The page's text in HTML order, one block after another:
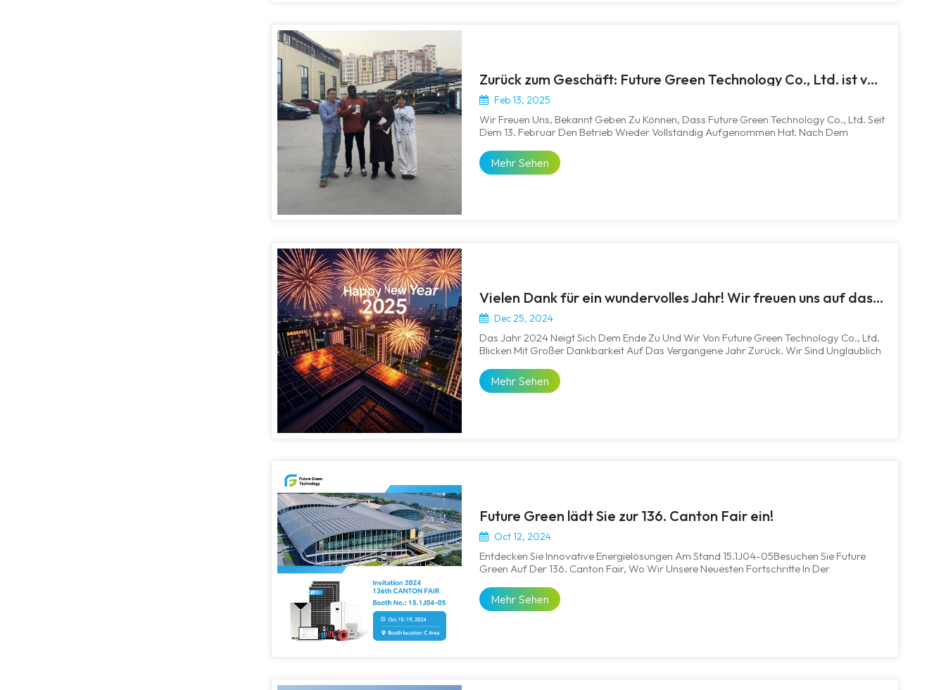
Zurück zum Geschäft: Future Green Technology Co., Ltd. ist voll einsatzbereit
Feb 13, 2025
Wir Freuen Uns, Bekannt Geben Zu Können, Dass Future Green Technology Co., Ltd. Seit
Dem 13. Februar Den Betrieb Wieder Vollständig Aufgenommen Hat. Nach Dem
Gesamtes Team, Abteilungsübergreifend, In Allen Werken Und...
Mehr Sehen
Vielen Dank für ein wundervolles Jahr! Wir freuen uns auf das Jahr 2025 – Future Green Technology
Dec 25, 2024
Das Jahr 2024 Neigt Sich Dem Ende Zu Und Wir Von Future Green Technology Co., Ltd.
Blicken Mit Großer Dankbarkeit Auf Das Vergangene Jahr Zurück. Wir Sind Unglaublich
Engagement Unseres Talentierten Teams Und Die Starken Part...
Mehr Sehen
Future Green lädt Sie zur 136. Canton Fair ein!
Oct 12, 2024
Entdecken Sie Innovative Energielösungen Am Stand 15.1J04-05Besuchen Sie Future
Green Auf Der 136. Canton Fair, Wo Wir Unsere Neuesten Fortschritte In Der
2024 Stand-Nr.: 15.1J04-05 Standort: Bereich CEntdecken Sie...
Mehr Sehen